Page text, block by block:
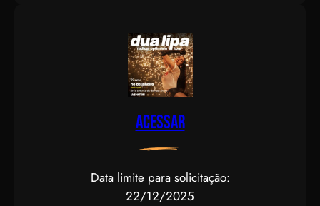
Acessar
Data limite para solicitação:
22/12/2025